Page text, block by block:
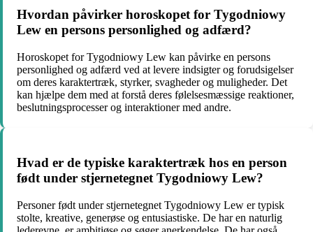
Hvordan påvirker horoskopet for Tygodniowy
Lew en persons personlighed og adfærd?
Horoskopet for Tygodniowy Lew kan påvirke en persons
personlighed og adfærd ved at levere indsigter og forudsigelser
om deres karaktertræk, styrker, svagheder og muligheder. Det
kan hjælpe dem med at forstå deres følelsesmæssige reaktioner,
beslutningsprocesser og interaktioner med andre.
Hvad er de typiske karaktertræk hos en person
født under stjernetegnet Tygodniowy Lew?
Personer født under stjernetegnet Tygodniowy Lew er typisk
stolte, kreative, generøse og entusiastiske. De har en naturlig